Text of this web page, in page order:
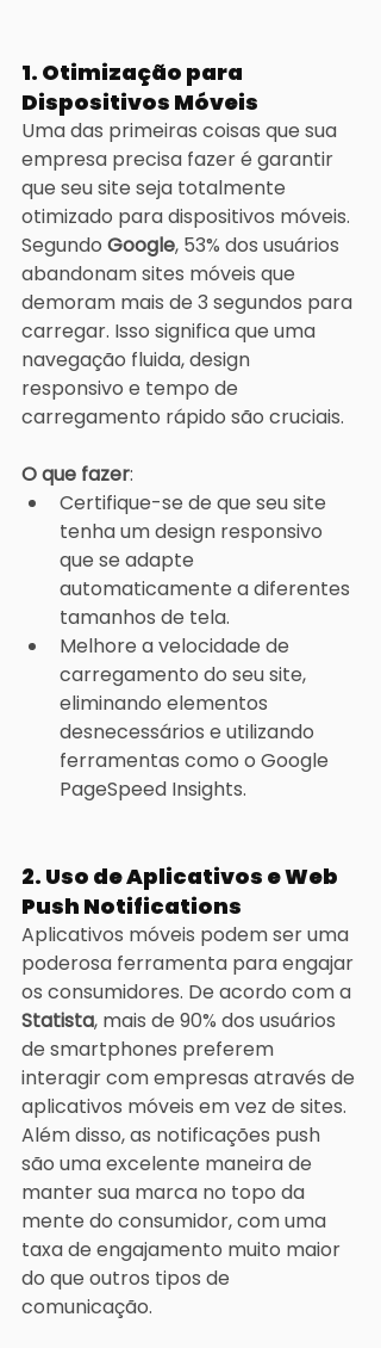
1. Otimização para
Dispositivos Móveis
Uma das primeiras coisas que sua
empresa precisa fazer é garantir
que seu site seja totalmente
otimizado para dispositivos móveis.
Segundo Google, 53% dos usuários
abandonam sites móveis que
demoram mais de 3 segundos para
carregar. Isso significa que uma
navegação fluida, design
responsivo e tempo de
carregamento rápido são cruciais.
O que fazer:
Certifique-se de que seu site
tenha um design responsivo
que se adapte
automaticamente a diferentes
tamanhos de tela.
Melhore a velocidade de
carregamento do seu site,
eliminando elementos
desnecessários e utilizando
ferramentas como o Google
PageSpeed Insights.
2. Uso de Aplicativos e Web
Push Notifications
Aplicativos móveis podem ser uma
poderosa ferramenta para engajar
os consumidores. De acordo com a
Statista, mais de 90% dos usuários
de smartphones preferem
interagir com empresas através de
aplicativos móveis em vez de sites.
Além disso, as notificações push
são uma excelente maneira de
manter sua marca no topo da
mente do consumidor, com uma
taxa de engajamento muito maior
do que outros tipos de
comunicação.